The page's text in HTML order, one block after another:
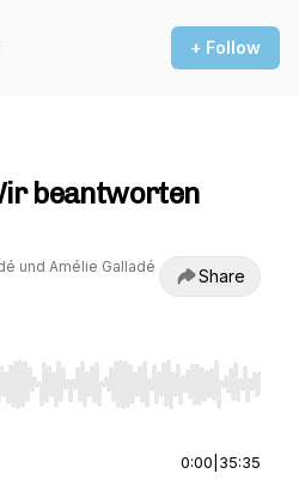
+ Follow
beantworten
und Amélie Galladé
Share
to seek, Home/End to jump to
0:00 35:35